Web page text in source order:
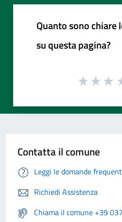
Quanto sono
su questa pagina?
Contatta il comune
Leggi le domande
Richiedi Assistenza
Chiama il comune +39